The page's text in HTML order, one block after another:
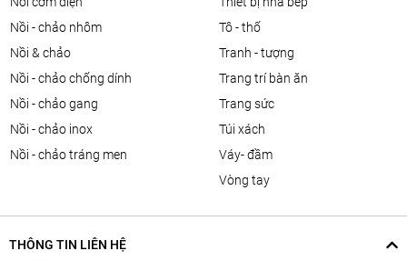
nồi - chảo nhôm
nồi & chảo
nồi - chảo chống dính
nồi - chảo gang
nồi - chảo inox
nồi - chảo tráng men
tô - thố
tranh - tượng
trang trí bàn ăn
trang sức
túi xách
váy- đầm
vòng tay
THÔNG TIN LIÊN HỆ